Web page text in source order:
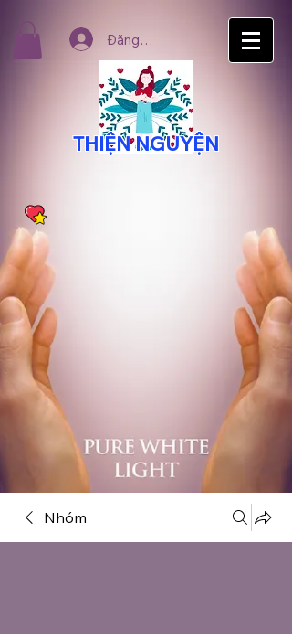
THIỆN NGUYỆN
Đăng nhập
Nhóm